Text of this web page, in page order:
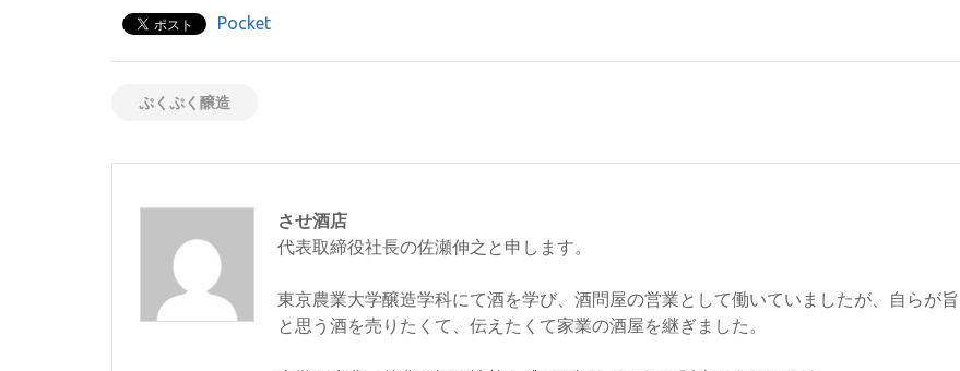
Pocket
ぷくぷく醸造
させ酒店
代表取締役社長の佐瀬伸之と申します。
東京農業大学醸造学科にて酒を学び、酒問屋の営業として働いていましたが、自らが
と思う酒を売りたくて、伝えたくて家業の酒屋を継ぎました。